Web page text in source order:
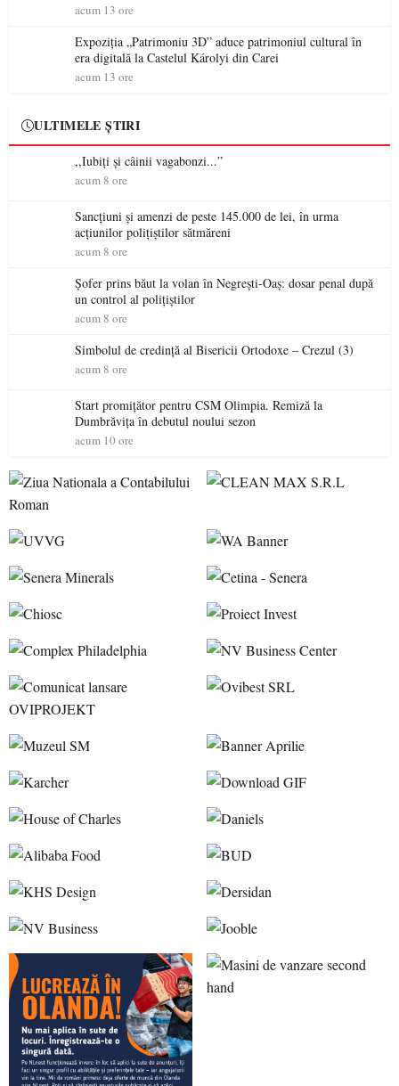
acum 13 ore
Expoziția „Patrimoniu 3D” aduce patrimoniul cultural în
era digitală la Castelul Károlyi din Carei
acum 13 ore
ULTIMELE ȘTIRI
,,Iubiți și câinii vagabonzi...”
acum 8 ore
Sancțiuni și amenzi de peste 145.000 de lei, în urma
acțiunilor polițiștilor sătmăreni
acum 8 ore
Șofer prins băut la volan în Negrești-Oaș: dosar penal după
un control al polițiștilor
acum 8 ore
Simbolul de credinţă al Bisericii Ortodoxe – Crezul (3)
acum 8 ore
Start promițător pentru CSM Olimpia. Remiză la
Dumbrăvița în debutul noului sezon
acum 10 ore